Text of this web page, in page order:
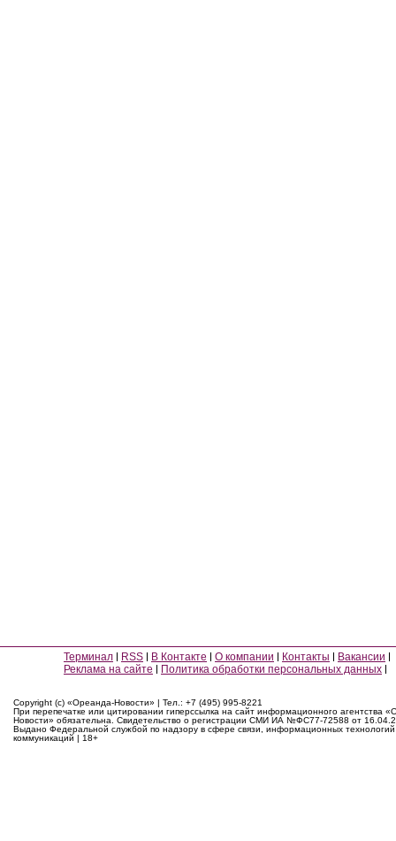
Терминал RSS В Контакте О компании Контакты
Вакансии
Реклама на сайте
Политика обработки персональных данных
Copyright (c) «Ореанда-Новости» | Тел.: +7 (495) 995-8221
При перепечатке или цитировании гиперссылка на сайт информационного агентства
Новости» обязательна. Свидетельство о регистрации СМИ ИА №ФС77-72588 от
Выдано Федеральной службой по надзору в сфере связи, информационных
коммуникаций | 18+